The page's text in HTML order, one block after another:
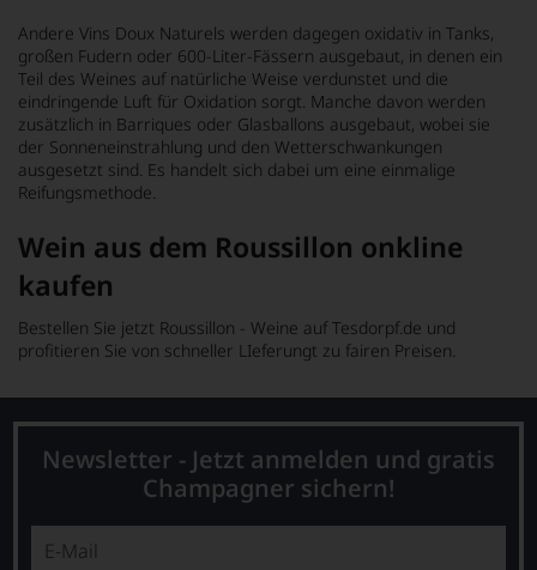
Andere Vins Doux Naturels werden dagegen oxidativ in Tanks,
großen Fudern oder 600-Liter-Fässern ausgebaut, in denen ein
Teil des Weines auf natürliche Weise verdunstet und die
eindringende Luft für Oxidation sorgt. Manche davon werden
zusätzlich in Barriques oder Glasballons ausgebaut, wobei sie
der Sonneneinstrahlung und den Wetterschwankungen
ausgesetzt sind. Es handelt sich dabei um eine einmalige
Reifungsmethode.
Wein aus dem Roussillon onkline
kaufen
Bestellen Sie jetzt Roussillon - Weine auf Tesdorpf.de und
profitieren Sie von schneller LIeferungt zu fairen Preisen.
Newsletter - Jetzt anmelden und gratis
Champagner sichern!